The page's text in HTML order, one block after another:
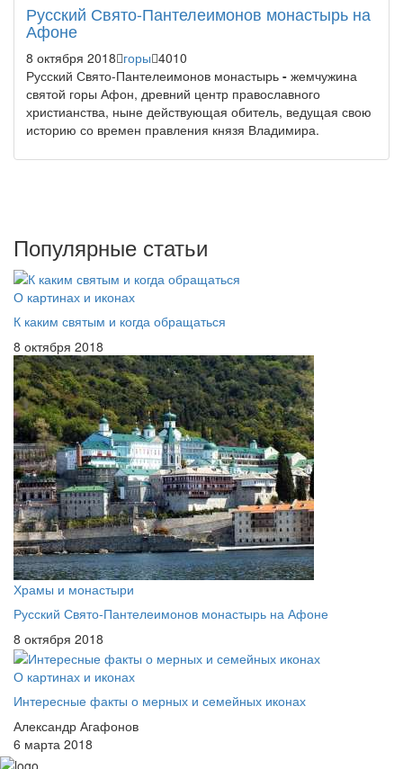
Русский Свято-Пантелеимонов монастырь на
Афоне
8 октября 2018 горы 4010
Русский Свято-Пантелеимонов монастырь - жемчужина
святой горы Афон, древний центр православного
христианства, ныне действующая обитель, ведущая свою
историю со времен правления князя Владимира.
Популярные статьи
О картинах и иконах
К каким святым и когда обращаться
8 октября 2018
Храмы и монастыри
Русский Свято-Пантелеимонов монастырь на Афоне
8 октября 2018
О картинах и иконах
Интересные факты о мерных и семейных иконах
Александр Агафонов
6 марта 2018